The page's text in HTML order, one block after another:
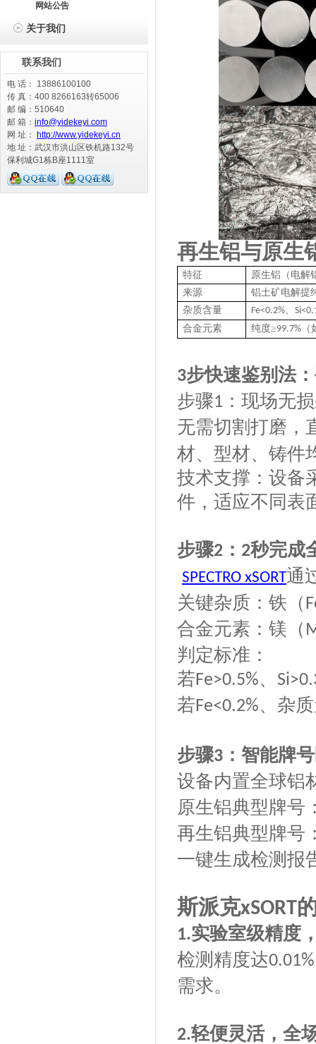
网站公告
关于我们
联系我们
电 话： 13886100100
传 真：400 8266163转65006
邮 编：510640
邮 箱： info@yidekeyi.com
网 址：
http://www.yidekeyi.cn
地 址：武汉市洪山区铁机路132号
保利城G1栋B座1111室
再生铝与原生
特征
原生铝（电解
来源
铝土矿电解提
杂质含量
Fe<0.2%、
合金元素
纯度≥99.7% （
3步快速鉴别法
步骤1 ：现场无
无需切割打磨，
材、型材、铸件
技术支撑：设备
件，适应不同表
步骤2 ： 2秒完成
SPECTRO xSORT通
关键杂质：铁（
合金元素：镁（
判定标准：
若Fe>0.5%、
若Fe<0.2%、杂
步骤3 ：智能牌
设备内置全球铝
原生铝典型牌号
再生铝典型牌号
一键生成检测报
斯派克xSORT
1.实验室级精度
检测精度达0.01%
需求。
2.轻便灵活，全